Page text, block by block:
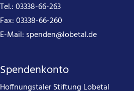
Tel.: 03338-66-263
Fax: 03338-66-260
E-Mail: spenden@lobetal.de
Spendenkonto
Hoffnungstaler Stiftung Lobetal